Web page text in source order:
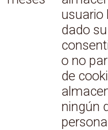
usuario
dado su
o no
de
ningún